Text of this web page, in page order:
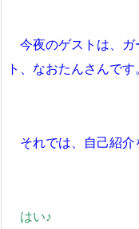
今夜のゲストは、ガ
ト、なおたんさんです。
それでは、自己紹介
はい♪